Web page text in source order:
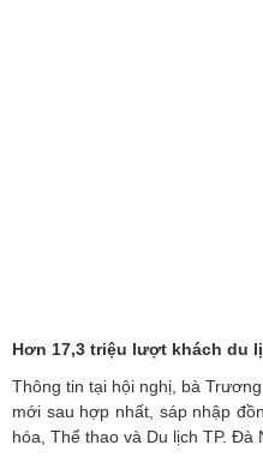
Hơn 17,3 triệu lượt khách du
Thông tin tại hội nghị, bà
mới sau hợp nhất, sáp nhập
hóa, Thể thao và Du lịch TP.